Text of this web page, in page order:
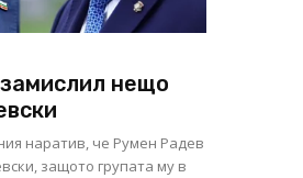
нещо
наратив, че Румен Радев
защото групата му в